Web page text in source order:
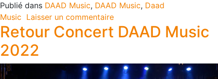
Publié dans DAAD Music, DAAD Music, Daad
Music Laisser un commentaire
Retour Concert DAAD Music
2022